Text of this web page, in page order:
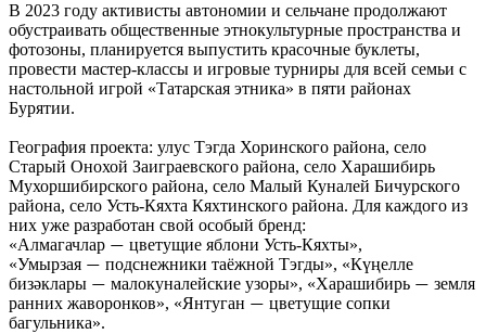
В 2023 году активисты автономии и сельчане продолжают
обустраивать общественные этнокультурные пространства и
фотозоны, планируется выпустить красочные буклеты,
провести мастер-классы и игровые турниры для всей семьи с
настольной игрой «Татарская этника» в пяти районах
Бурятии.
География проекта: улус Тэгда Хоринского района, село
Старый Онохой Заиграевского района, село Харашибирь
Мухоршибирского района, село Малый Куналей Бичурского
района, село Усть-Кяхта Кяхтинского района. Для каждого из
них уже разработан свой особый бренд:
«Алмагачлар — цветущие яблони Усть-Кяхты»,
«Умырзая — подснежники таёжной Тэгды», «Күңелле
бизәклары — малокуналейские узоры», «Харашибирь — земля
ранних жаворонков», «Янтуган — цветущие сопки
багульника».